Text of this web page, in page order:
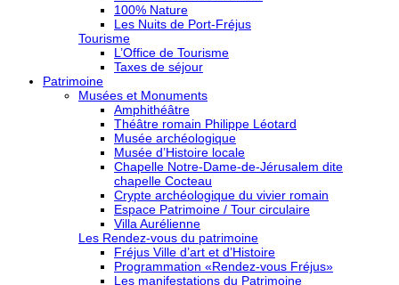
100% Nature
Les Nuits de Port-Fréjus
Tourisme
L’Office de Tourisme
Taxes de séjour
Patrimoine
Musées et Monuments
Amphithéâtre
Théâtre romain Philippe Léotard
Musée archéologique
Musée d’Histoire locale
Chapelle Notre-Dame-de-Jérusalem dite
chapelle Cocteau
Crypte archéologique du vivier romain
Espace Patrimoine / Tour circulaire
Villa Aurélienne
Les Rendez-vous du patrimoine
Fréjus Ville d’art et d’Histoire
Programmation «Rendez-vous Fréjus»
Les manifestations du Patrimoine